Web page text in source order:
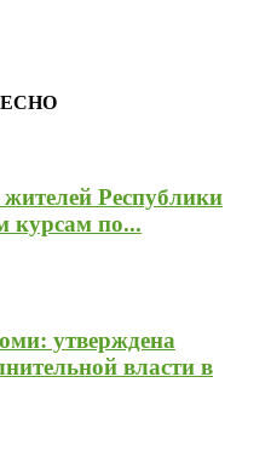
Республики
курсам по...
утверждена
власти в